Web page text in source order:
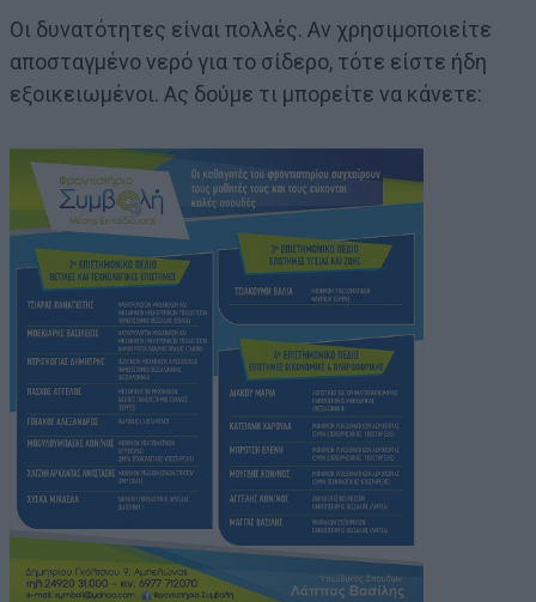
Οι δυνατότητες είναι πολλές. Αν χρησιμοποιείτε
αποσταγμένο νερό για το σίδερο, τότε είστε ήδη
εξοικειωμένοι. Ας δούμε τι μπορείτε να κάνετε: